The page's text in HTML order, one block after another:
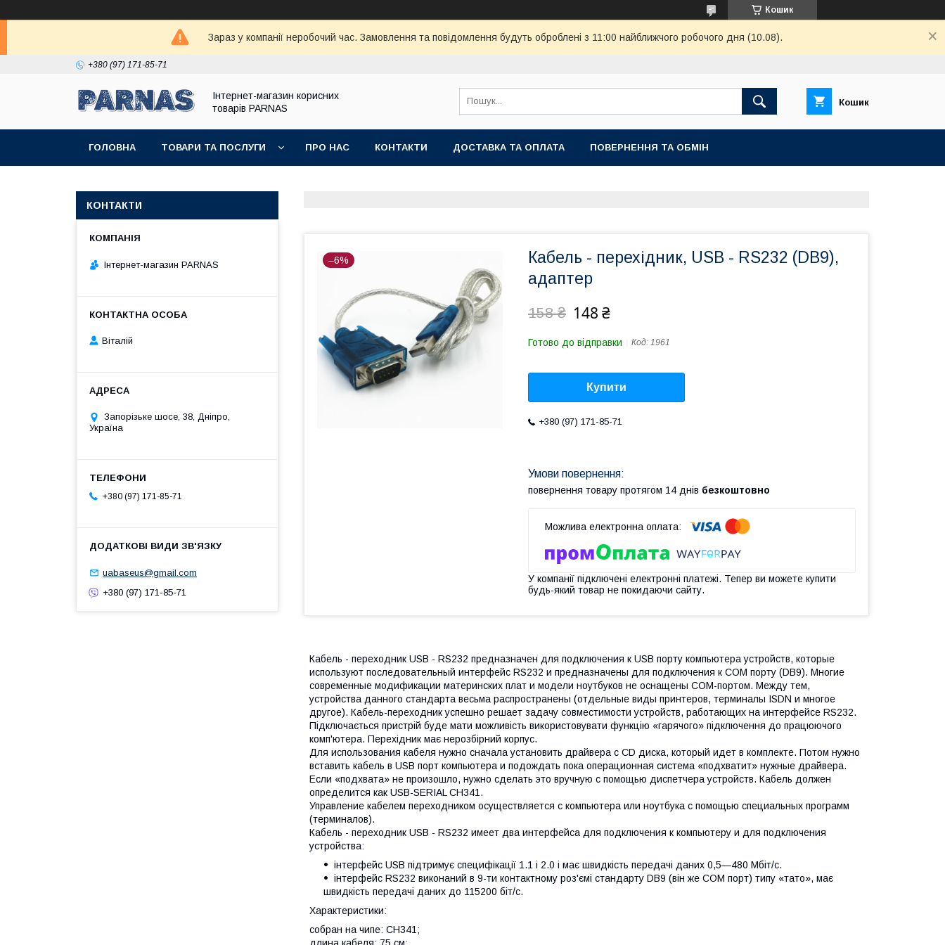
Кошик
Зараз у компанії неробочий час. Замовлення та повідомлення будуть оброблені з 11:00 найближчого робочого дня (10.08).
+380 (97) 171-85-71
Інтернет-магазин корисних
товарів PARNAS
Кошик
ГОЛОВНА ТОВАРИ ТА ПОСЛУГИ ПРО НАС КОНТАКТИ ДОСТАВКА ТА ОПЛАТА ПОВЕРНЕННЯ ТА ОБМІН
–6%
Кабель - перехідник, USB - RS232 (DB9),
адаптер
158 ₴ 148 ₴
Готово до відправки Код: 1961
Купити
+380 (97) 171-85-71
повернення товару протягом 14 днів безкоштовно
У компанії підключені електронні платежі. Тепер ви можете купити
будь-який товар не покидаючи сайту.
Кабель - переходник USB - RS232 предназначен для подключения к USB порту компьютера устройств, которые
используют последовательный интерфейс RS232 и предназначены для подключения к COM порту (DB9). Многие
современные модификации материнских плат и модели ноутбуков не оснащены COM-портом. Между тем,
устройства данного стандарта весьма распространены (отдельные виды принтеров, терминалы ISDN и многое
другое). Кабель-переходник успешно решает задачу совместимости устройств, работающих на интерфейсе RS232.
Підключається пристрій буде мати можливість використовувати функцію «гарячого» підключення до працюючого
комп'ютера. Перехідник має нерозбірний корпус.
Для использования кабеля нужно сначала установить драйвера с CD диска, который идет в комплекте. Потом нужно
вставить кабель в USB порт компьютера и подождать пока операционная система «подхватит» нужные драйвера.
Если «подхвата» не произошло, нужно сделать это вручную с помощью диспетчера устройств. Кабель должен
определится как USB-SERIAL CH341.
Управление кабелем переходником осуществляется с компьютера или ноутбука с помощью специальных программ
(терминалов).
Кабель - переходник USB - RS232 имеет два интерфейса для подключения к компьютеру и для подключения
устройства:
інтерфейс USB підтримує специфікації 1.1 і 2.0 і має швидкість передачі даних 0,5—480 Мбіт/с.
інтерфейс RS232 виконаний в 9-ти контактному роз'ємі стандарту DB9 (він же COM порт) типу «тато», має
швидкість передачі даних до 115200 біт/с.
Характеристики:
собран на чипе: CH341;
длина кабеля: 75 см;
КОНТАКТИ
Інтернет-магазин PARNAS
Віталій
Запорізьке шосе, 38, Дніпро,
Україна
+380 (97) 171-85-71
uabaseus@gmail.com
+380 (97) 171-85-71